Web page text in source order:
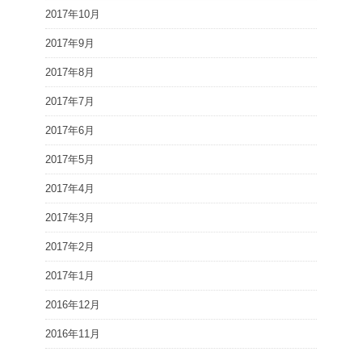
2017年10月
2017年9月
2017年8月
2017年7月
2017年6月
2017年5月
2017年4月
2017年3月
2017年2月
2017年1月
2016年12月
2016年11月